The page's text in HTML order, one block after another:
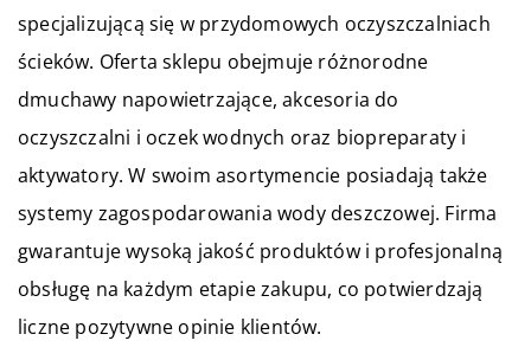
specjalizującą się w przydomowych oczyszczalniach
ścieków. Oferta sklepu obejmuje różnorodne
dmuchawy napowietrzające, akcesoria do
oczyszczalni i oczek wodnych oraz biopreparaty i
aktywatory. W swoim asortymencie posiadają także
systemy zagospodarowania wody deszczowej. Firma
gwarantuje wysoką jakość produktów i profesjonalną
obsługę na każdym etapie zakupu, co potwierdzają
liczne pozytywne opinie klientów.